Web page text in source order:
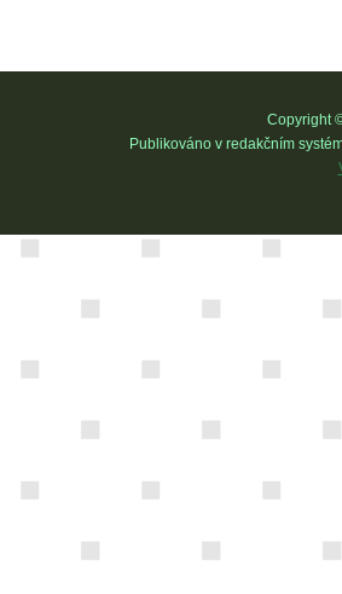
Copyright
Publikováno v redakčním